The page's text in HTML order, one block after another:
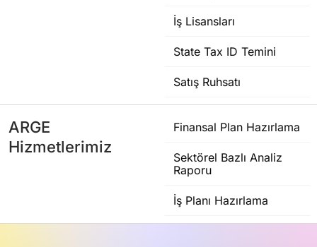
İş Lisansları
State Tax ID Temini
Satış Ruhsatı
ARGE
Hizmetlerimiz
Finansal Plan Hazırlama
Sektörel Bazlı Analiz
Raporu
İş Planı Hazırlama